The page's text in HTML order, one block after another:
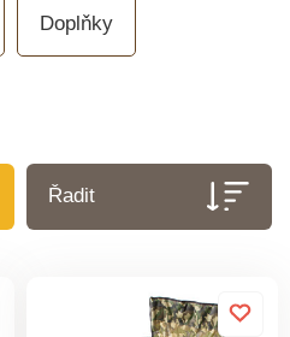
Doplňky
Řadit